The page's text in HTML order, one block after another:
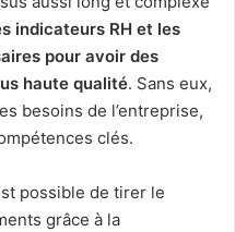
indicateurs RH et les
pour avoir des
haute qualité. Sans eux,
besoins de l’entreprise,
clés.
possible de tirer le
grâce à la